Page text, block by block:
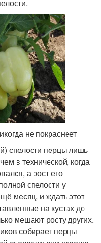
не покраснеет
спелости перцы лишь
в технической, когда
а рост его
спелости у
месяц, и ждать этот
на кустах до
мешают росту других.
собирает перцы